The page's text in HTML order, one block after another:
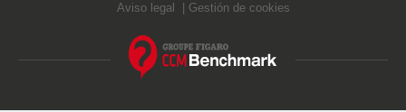
Aviso legal
Gestión de cookies